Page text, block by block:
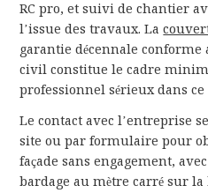
RC pro, et suivi de chantier
l’issue des travaux. La
garantie décennale conforme
civil constitue le cadre
professionnel sérieux dans ce
Le contact avec l’entreprise
site ou par formulaire pour
façade sans engagement,
bardage au mètre carré sur la